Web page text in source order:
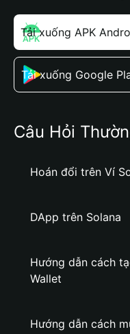
Tải xuống APK
Tải xuống Google
Câu Hỏi
Hoán đổi trên Ví
DApp trên Solana
Hướng dẫn cách
Wallet
Hướng dẫn cách